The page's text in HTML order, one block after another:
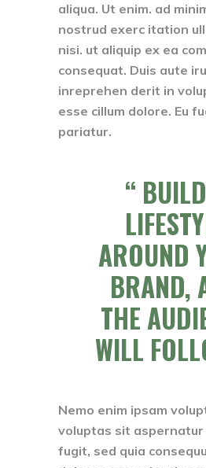
aliqua. Ut enim. ad
nostrud exerc itation
nisi. ut aliquip ex ea
consequat. Duis aute
inreprehen derit in
esse cillum dolore. Eu
pariatur.
AROUND
BRAND,
THE
WILL
Nemo enim ipsam
voluptas sit
fugit, sed quia